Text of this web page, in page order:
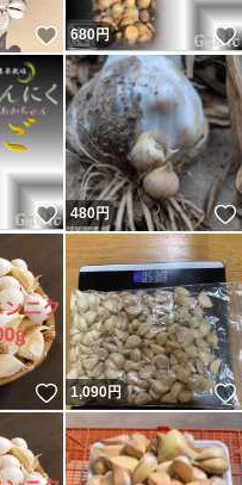
いいね！
680円
いいね！
480円
いいね！
1,090円